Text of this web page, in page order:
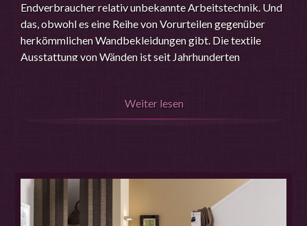
Endverbraucher relativ unbekannte Arbeitstechnik. Und
das, obwohl es eine Reihe von Vorurteilen gegenüber
herkömmlichen Wandbekleidungen gibt. Die textile
Ausstattung von Wänden ist seit Jahrhunderten
Stoffbespannung eine sehr edle Alternative zur Tapete
oder dem Farbauftrag. Die Möglichkeit der Abstimmung
mit Vorhangstoffen und den übrigen Raumtextilien
Weiter lesen